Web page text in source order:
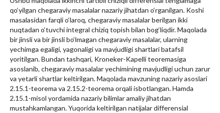
qo‘yilgan chegaraviy masalalar nazariy jihatdan o‘rganilgan. Koshi
masalasidan farqli o‘laroq, chegaraviy masalalar berilgan ikki
nuqtadan o‘tuvchi integral chiziq topish bilan bog‘liqdir. Maqolada
bir jinsli va bir jinsli bo‘lmagan chegaraviy masalalar, ularning
yechimga egaligi, yagonaligi va mavjudligi shartlari batafsil
yoritilgan. Bundan tashqari, Kroneker-Kapelli teoremasiga
asoslanib, chegaraviy masalalar yechimining mavjudligi uchun zarur
va yetarli shartlar keltirilgan. Maqolada mavzuning nazariy asoslari
2.15.1-teorema va 2.15.2-teorema orqali isbotlangan. Hamda
2.15.1-misol yordamida nazariy bilimlar amaliy jihatdan
mustahkamlangan. Yuqorida keltirilgan natijalar differensial